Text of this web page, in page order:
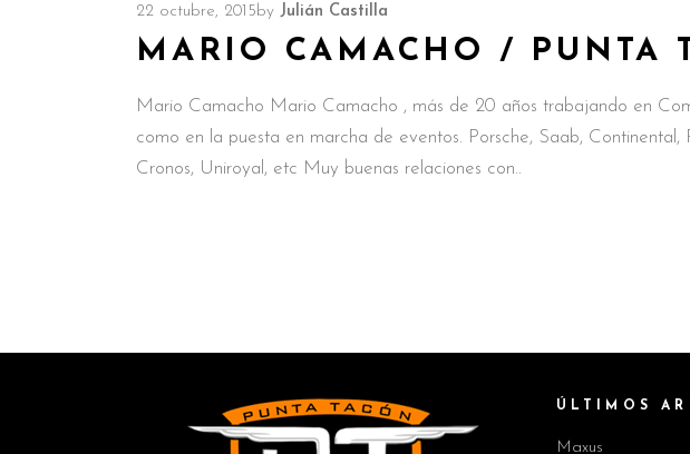
22 octubre, 2015 by Julián Castilla
MARIO CAMACHO / PUNTA
Mario Camacho Mario Camacho , más de 20 años trabajando en
como en la puesta en marcha de eventos. Porsche, Saab,
Cronos, Uniroyal, etc Muy buenas relaciones con
ÚLTIMOS
Maxus